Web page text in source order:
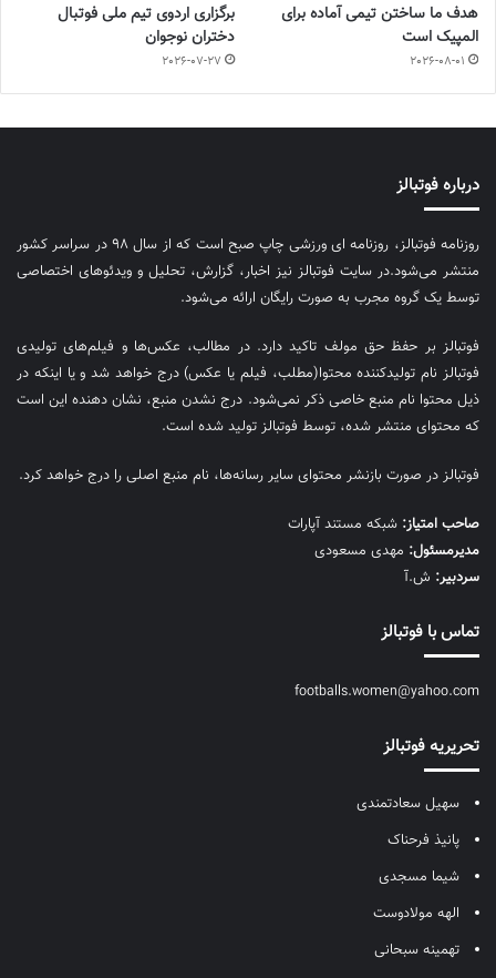
هدف ما ساختن تیمی آماده برای
المپیک است
2026-08-01
برگزاری اردوی تیم ملی فوتبال
دختران نوجوان
2026-07-27
درباره فوتبالز
روزنامه فوتبالز، روزنامه ای ورزشی چاپ صبح است که از سال ۹۸ در سراسر کشور
منتشر می‌شود.در سایت فوتبالز نیز اخبار، گزارش، تحلیل و ویدئوهای اختصاصی
توسط یک گروه مجرب به صورت رایگان ارائه می‌شود.
فوتبالز بر حفظ حق مولف تاکید دارد. در مطالب، عکس‌ها و فیلم‌های تولیدی
فوتبالز نام تولیدکننده محتوا(مطلب، فیلم یا عکس) درج خواهد شد و یا اینکه در
ذیل محتوا نام منبع خاصی ذکر نمی‌‎شود. درج نشدن منبع، نشان دهنده این است
که محتوای منتشر شده، توسط فوتبالز تولید شده است.
فوتبالز در صورت بازنشر محتوای سایر رسانه‌ها، نام منبع اصلی را درج خواهد کرد.
صاحب امتیاز: شبکه مستند آپارات
مديرمسئول: مهدی مسعودی
سردبیر: ش.آ
تماس با فوتبالز
footballs.women@yahoo.com
تحریریه فوتبالز
سهیل سعادتمندی
پانیذ فرحناک
شیما مسجدی
الهه مولادوست
تهمینه سبحانی